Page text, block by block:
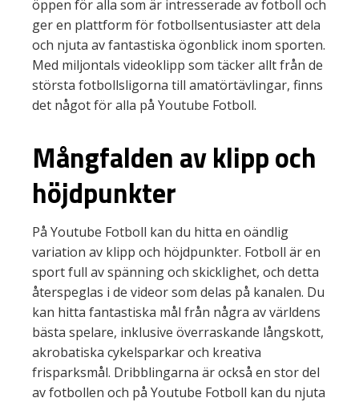
öppen för alla som är intresserade av fotboll och
ger en plattform för fotbollsentusiaster att dela
och njuta av fantastiska ögonblick inom sporten.
Med miljontals videoklipp som täcker allt från de
största fotbollsligorna till amatörtävlingar, finns
det något för alla på Youtube Fotboll.
Mångfalden av klipp och
höjdpunkter
På Youtube Fotboll kan du hitta en oändlig
variation av klipp och höjdpunkter. Fotboll är en
sport full av spänning och skicklighet, och detta
återspeglas i de videor som delas på kanalen. Du
kan hitta fantastiska mål från några av världens
bästa spelare, inklusive överraskande långskott,
akrobatiska cykelsparkar och kreativa
frisparksmål. Dribblingarna är också en stor del
av fotbollen och på Youtube Fotboll kan du njuta